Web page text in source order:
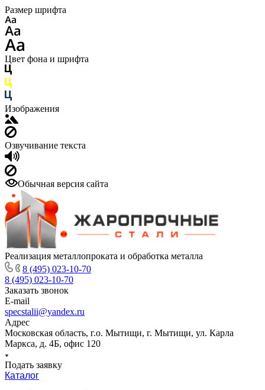
Размер шрифта
Цвет фона и шрифта
Изображения
Озвучивание текста
Обычная версия сайта
Реализация металлопроката и обработка металла
8 (495) 023-10-70
8 (495) 023-10-70
Заказать звонок
E-mail
specstalii@yandex.ru
Адрес
Московская область, г.о. Мытищи, г. Мытищи, ул. Карла
Маркса, д. 4Б, офис 120
Подать заявку
Каталог